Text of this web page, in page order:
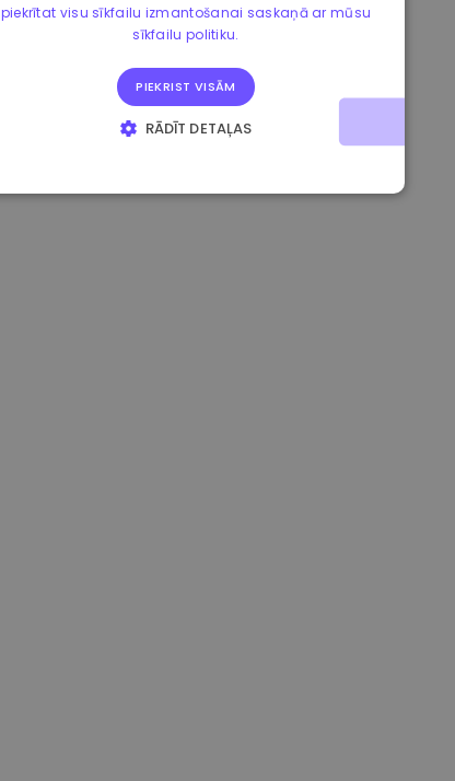
-0.10%
piekrītat visu sīkfailu izmantošanai saskaņā ar mūsu
sīkfailu politiku.
PIEKRIST VISĀM
RĀDĪT DETAĻAS